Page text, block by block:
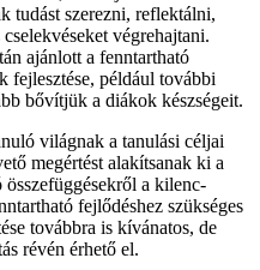
tudást szerezni, reflektálni,
végrehajtani.
ajánlott a fenntartható
fejlesztése, például további
bővítjük a diákok készségeit.
világnak a tanulási céljai
megértést alakítsanak ki a
a kilenc-
fejlődéshez szükséges
továbbra is kívánatos, de
révén érhető el.